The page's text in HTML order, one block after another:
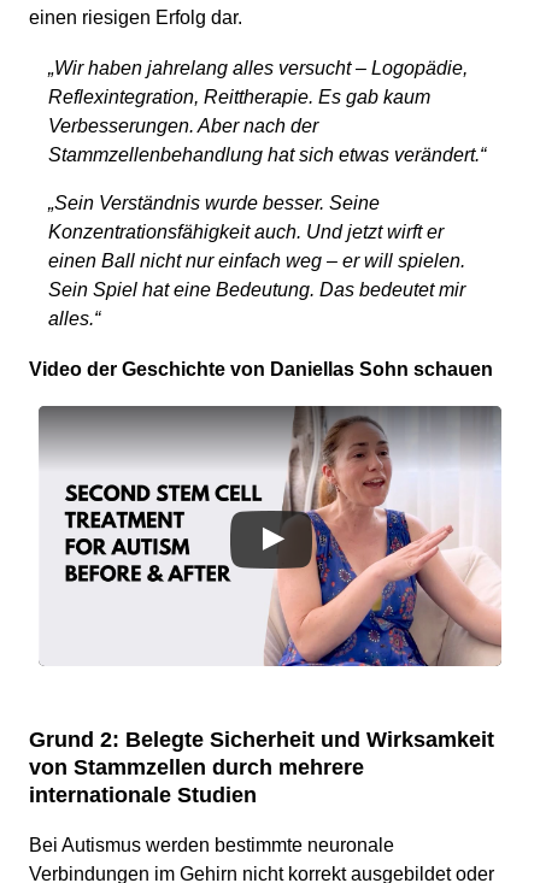
einen riesigen Erfolg dar.
„Wir haben jahrelang alles versucht – Logopädie,
Reflexintegration, Reittherapie. Es gab kaum
Verbesserungen. Aber nach der
Stammzellenbehandlung hat sich etwas verändert.“
„Sein Verständnis wurde besser. Seine
Konzentrationsfähigkeit auch. Und jetzt wirft er
einen Ball nicht nur einfach weg – er will spielen.
Sein Spiel hat eine Bedeutung. Das bedeutet mir
alles.“
Video der Geschichte von Daniellas Sohn schauen
Grund 2: Belegte Sicherheit und Wirksamkeit
von Stammzellen durch mehrere
internationale Studien
Bei Autismus werden bestimmte neuronale
Verbindungen im Gehirn nicht korrekt ausgebildet oder